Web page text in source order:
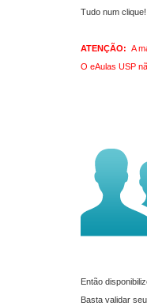
Tudo num clique!
ATENÇÃO: A
O eAulas USP
Então
Basta validar